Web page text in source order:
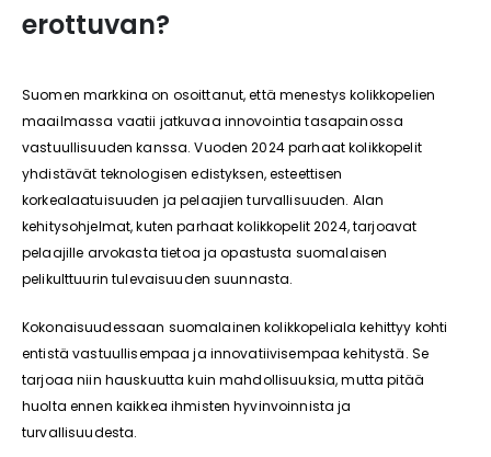
erottuvan?
Suomen markkina on osoittanut, että menestys kolikkopelien
maailmassa vaatii jatkuvaa innovointia tasapainossa
vastuullisuuden kanssa. Vuoden 2024 parhaat kolikkopelit
yhdistävät teknologisen edistyksen, esteettisen
korkealaatuisuuden ja pelaajien turvallisuuden. Alan
kehitysohjelmat, kuten parhaat kolikkopelit 2024, tarjoavat
pelaajille arvokasta tietoa ja opastusta suomalaisen
pelikulttuurin tulevaisuuden suunnasta.
Kokonaisuudessaan suomalainen kolikkopeliala kehittyy kohti
entistä vastuullisempaa ja innovatiivisempaa kehitystä. Se
tarjoaa niin hauskuutta kuin mahdollisuuksia, mutta pitää
huolta ennen kaikkea ihmisten hyvinvoinnista ja
turvallisuudesta.